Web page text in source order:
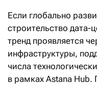
Если глобально
строительство дата-
тренд проявляется
инфраструктуры,
числа
в рамках Astana